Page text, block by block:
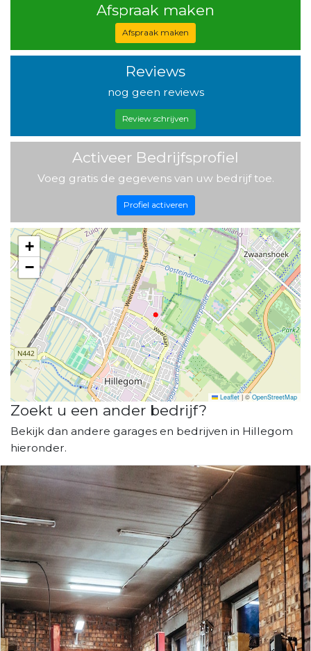
Afspraak maken
Afspraak maken
Reviews
nog geen reviews
Review schrijven
Activeer Bedrijfsprofiel
Voeg gratis de gegevens van uw bedrijf toe.
Profiel activeren
+
−
Leaflet | ©OpenStreetMap
Zoekt u een ander bedrijf?
Bekijk dan andere garages en bedrijven in Hillegom
hieronder.